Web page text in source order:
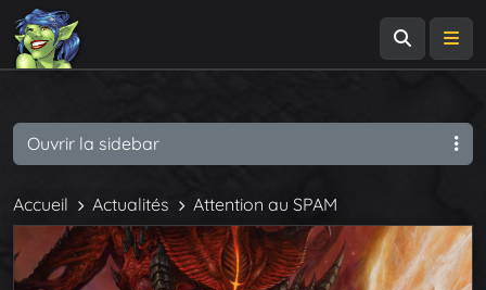
Accueil Actualités Attention au SPAM
Ouvrir la sidebar